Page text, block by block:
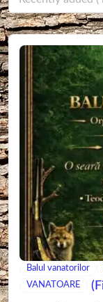
Balul vanatorilor
VANATOARE